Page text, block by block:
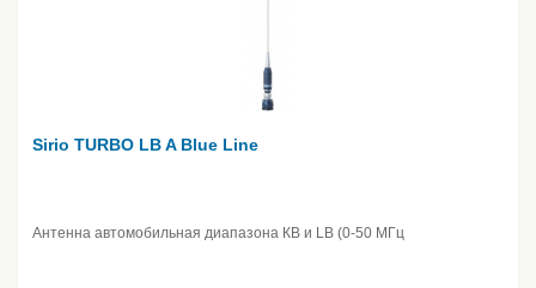
Sirio TURBO LB A Blue Line
Антенна автомобильная диапазона КВ и LB (0-50 МГц